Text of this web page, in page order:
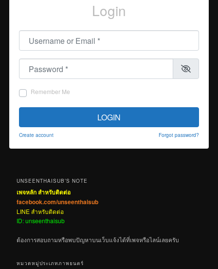
Login
Username or Email
Password
Remember Me
LOGIN
Create account Forgot password?
UNSEENTHAISUB’S NOTE
เพจหลัก สำหรับติดต่อ
facebook.com/unseenthaisub
LINE สำหรับติดต่อ
ID: unseenthaisub
ต้องการสอบถามหรือพบปัญหาบนเว็บแจ้งได้ที่เพจหรือไลน์เลยครับ
หมวดหมู่ประเภทภาพยนตร์